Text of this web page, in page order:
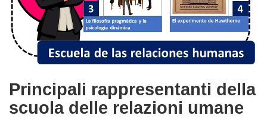
Principali rappresentanti della
scuola delle relazioni umane